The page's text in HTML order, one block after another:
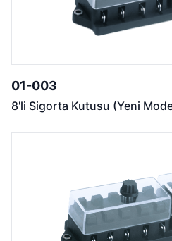
01-003
8'li Sigorta Kutusu (Yeni